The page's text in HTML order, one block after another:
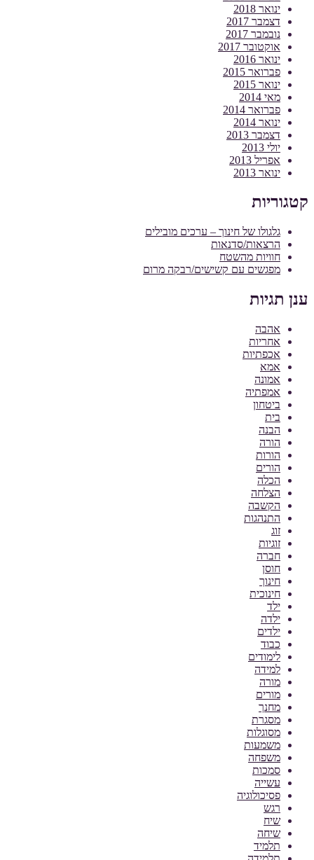
ינואר 2018
דצמבר 2017
נובמבר 2017
אוקטובר 2017
ינואר 2016
פברואר 2015
ינואר 2015
מאי 2014
פברואר 2014
ינואר 2014
דצמבר 2013
יולי 2013
אפריל 2013
ינואר 2013
קטגוריות
גלגולו של חינוך – ערכים מובילים
הרצאות/סדנאות
חוויות מהשטח
מפגשים עם קשישים/רבקה מרום
ענן תגיות
אהבה
אחריות
אכפתיות
אמא
אמונה
אמפתיה
ביטחון
בית
הבנה
הורה
הורות
הורים
הכלה
הצלחה
הקשבה
התנהגות
זוג
זוגיות
חברה
חוסן
חינוך
חינוכית
ילד
ילדה
ילדים
כבוד
לימודים
למידה
מורה
מורים
מחנך
מסגרת
מסוגלות
משמעות
משפחה
סמכות
עשייה
פסיכולוגיה
רגש
שיח
שיחה
תלמיד